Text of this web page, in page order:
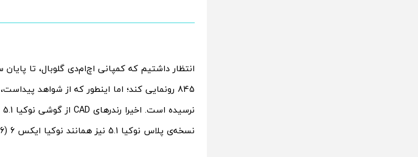
نسخه‌ی پلاس نوکیا 5.1 نیز همانند نوکیا ایکس 6 (Nokia X6) از ناچ نمایشگر برخوردار خواهد شد.